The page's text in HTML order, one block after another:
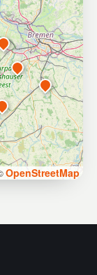
OpenStreetMap